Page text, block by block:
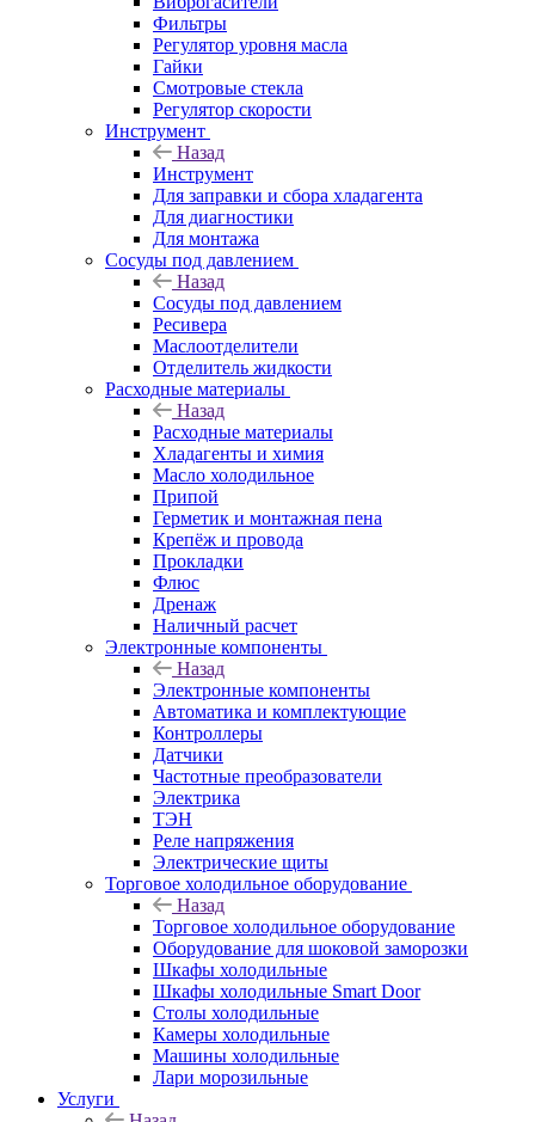
Фильтры
Регулятор уровня масла
Гайки
Смотровые стекла
Регулятор скорости
Инструмент
Назад
Инструмент
Для заправки и сбора хладагента
Для диагностики
Для монтажа
Сосуды под давлением
Назад
Сосуды под давлением
Ресивера
Маслоотделители
Отделитель жидкости
Расходные материалы
Назад
Расходные материалы
Хладагенты и химия
Масло холодильное
Припой
Герметик и монтажная пена
Крепёж и провода
Прокладки
Флюс
Дренаж
Наличный расчет
Электронные компоненты
Назад
Электронные компоненты
Автоматика и комплектующие
Контроллеры
Датчики
Частотные преобразователи
Электрика
ТЭН
Реле напряжения
Электрические щиты
Торговое холодильное оборудование
Назад
Торговое холодильное оборудование
Оборудование для шоковой заморозки
Шкафы холодильные
Шкафы холодильные Smart Door
Столы холодильные
Камеры холодильные
Машины холодильные
Лари морозильные
Услуги